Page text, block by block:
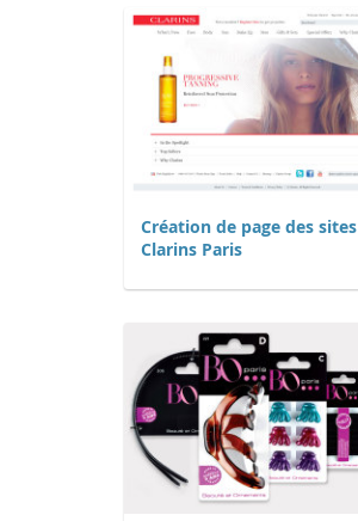
Création de page des sites
Clarins Paris